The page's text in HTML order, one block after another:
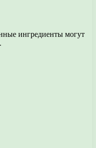
ингредиенты могут